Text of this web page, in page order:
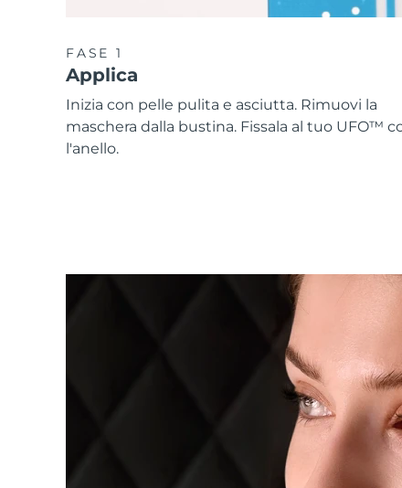
FASE 1
Applica
Inizia con pelle pulita e asciutta. Rimuovi la
maschera dalla bustina. Fissala al tuo UFO™
l'anello.